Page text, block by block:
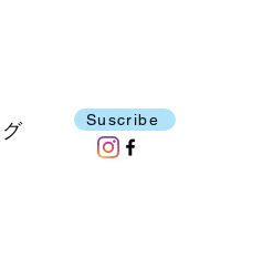
Suscribe